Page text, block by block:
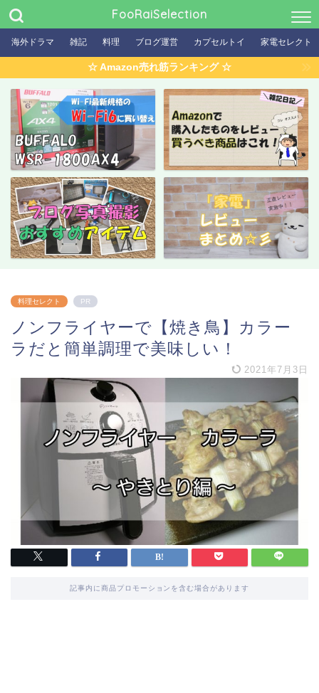
FooRaiSelection
海外ドラマ 雑記 料理 ブログ運営 カプセルトイ 家電セレクト
☆ Amazon売れ筋ランキング ☆
料理セレクト PR
ノンフライヤーで【焼き鳥】カラー
ラだと簡単調理で美味しい！
2021年7月3日
記事内に商品プロモーションを含む場合があります